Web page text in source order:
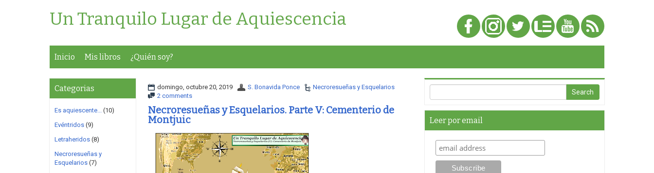
Un Tranquilo Lugar de Aquiescencia
Inicio Mis libros ¿Quién soy?
domingo, octubre 20, 2019 S. Bonavida Ponce
Necroresueñas y Esquelarios
2 comments
Necroresueñas y Esquelarios. Parte V: Cementerio de
Montjuic
Categorias
Es aquiescente... (10)
Evéntridos (9)
Letraheridos (8)
Necroresueñas y
Esquelarios (7)
Leer por email